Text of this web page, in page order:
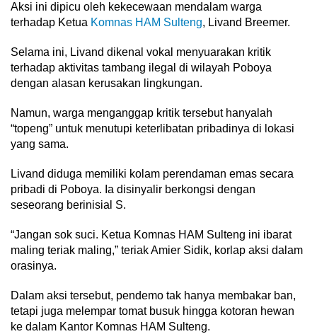
Aksi ini dipicu oleh kekecewaan mendalam warga
terhadap Ketua Komnas HAM Sulteng, Livand Breemer.
Selama ini, Livand dikenal vokal menyuarakan kritik
terhadap aktivitas tambang ilegal di wilayah Poboya
dengan alasan kerusakan lingkungan.
Namun, warga menganggap kritik tersebut hanyalah
“topeng” untuk menutupi keterlibatan pribadinya di lokasi
yang sama.
Livand diduga memiliki kolam perendaman emas secara
pribadi di Poboya. Ia disinyalir berkongsi dengan
seseorang berinisial S.
“Jangan sok suci. Ketua Komnas HAM Sulteng ini ibarat
maling teriak maling,” teriak Amier Sidik, korlap aksi dalam
orasinya.
Dalam aksi tersebut, pendemo tak hanya membakar ban,
tetapi juga melempar tomat busuk hingga kotoran hewan
ke dalam Kantor Komnas HAM Sulteng.